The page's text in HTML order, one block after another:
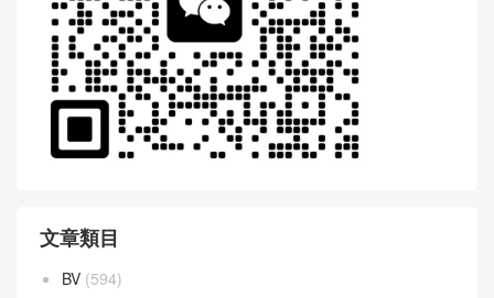
文章類目
BV (594)